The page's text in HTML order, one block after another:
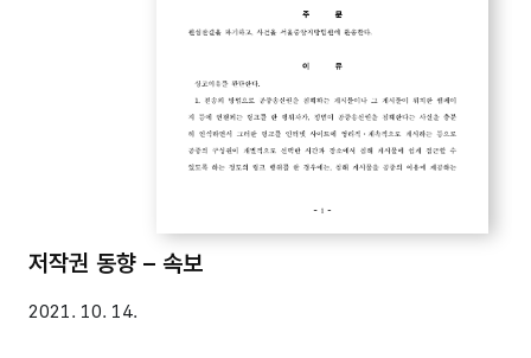
저작권 동향 – 속보
2021. 10. 14.